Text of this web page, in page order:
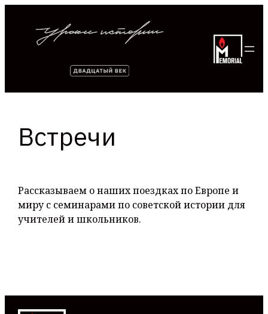
содержимому
Встречи
Рассказываем о наших поездках по Европе и
миру с семинарами по советской истории для
учителей и школьников.